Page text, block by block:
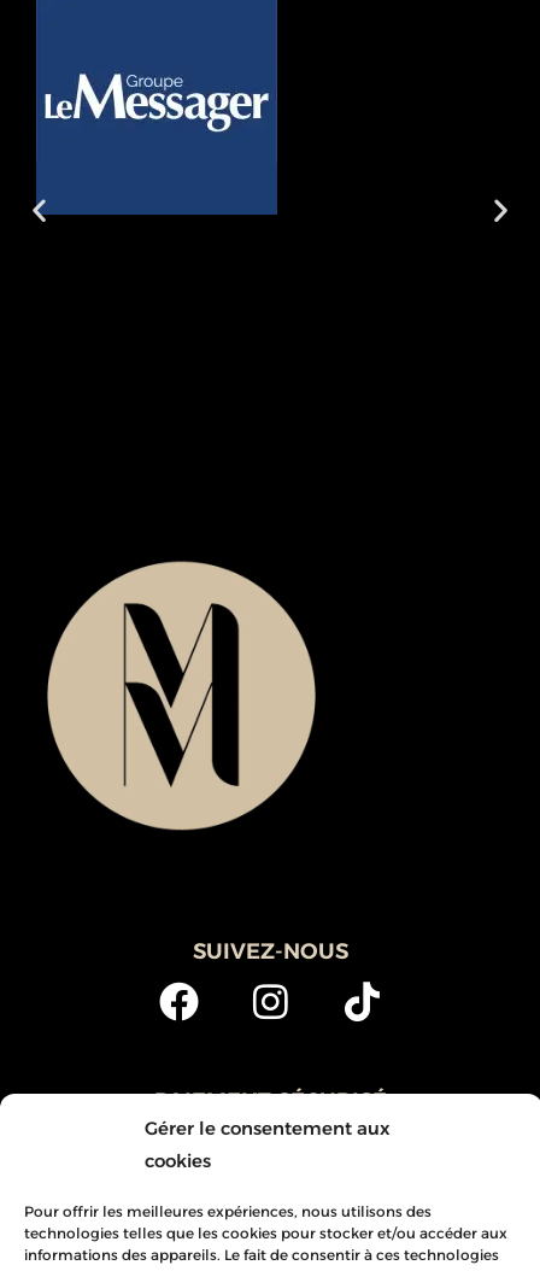
Gérer le consentement aux
cookies
Pour offrir les meilleures expériences, nous utilisons des
technologies telles que les cookies pour stocker et/ou accéder aux
informations des appareils. Le fait de consentir à ces technologies
SUIVEZ-NOUS
PAIEMENT SÉCURISÉ
Notre site est entièrement sécurisé grâce au protocole
SSL/TSL (Secure Sockets Layer). Commandez en toute
protégées.